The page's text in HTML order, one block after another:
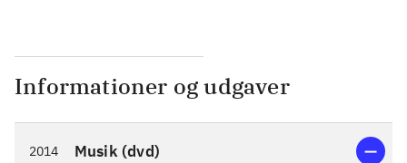
Informationer og udgaver
2014 Musik (dvd)